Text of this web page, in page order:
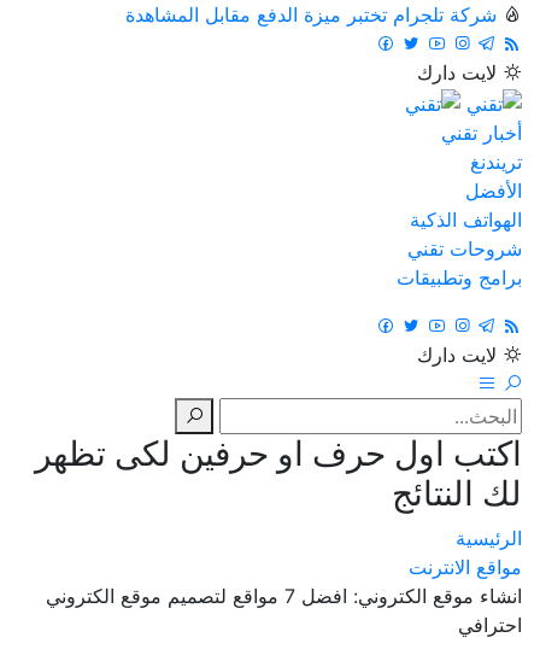
شركة تلجرام تختبر ميزة الدفع مقابل المشاهدة
لايت دارك
أخبار تقني
تريندنغ
الأفضل
الهواتف الذكية
شروحات تقني
برامج وتطبيقات
لايت دارك
اكتب اول حرف او حرفين لكى تظهر
لك النتائج
الرئيسية
مواقع الانترنت
انشاء موقع الكتروني: افضل 7 مواقع لتصميم موقع الكتروني
احترافي